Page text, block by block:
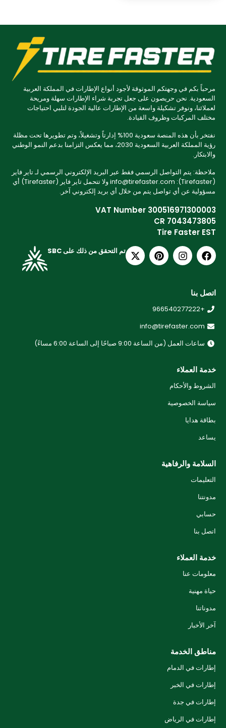
مرحباً بكم في وجهتكم الموثوقة لأجود أنواع الإطارات في المملكة العربية
السعودية. نحن حريصون على جعل تجربة شراء الإطارات سهلة ومريحة
لعملائنا، ونوفر تشكيلة واسعة من الإطارات عالية الجودة لتلبي احتياجات
مختلف المركبات وظروف القيادة.
نفتخر بأن هذه المنصة سعودية 100% إدارتاً وتشغيلاً، وتم تطويرها تحت مظلة
رؤية المملكة العربية السعودية 2030، مما يعكس التزامنا بدعم النمو الوطني
والابتكار.
ملاحظة: يتم التواصل الرسمي فقط عبر البريد الإلكتروني الرسمي لـ تاير فاير
(Tirefaster): info@tirefaster.com ولا تتحمل تاير فاير (Tirefaster) أي
مسؤولية عن أي تواصل يتم من خلال أي بريد إلكتروني آخر.
VAT Number 300516971300003
CR 7043473805
Tire Faster EST
تم التحقق من ذلك على SBC
اتصل بنا
+966540277222
info@tirefaster.com
ساعات العمل (من الساعة 9:00 صباحًا إلى الساعة 6:00 مساءً)
خدمة العملاء
الشروط والأحكام
سياسة الخصوصية
بطاقة هدايا
يساعد
السلامة والرفاهية
التعليمات
مدونتنا
حسابي
اتصل بنا
خدمة العملاء
معلومات عنا
حياة مهنية
مدوناتنا
آخر الأخبار
مناطق الخدمة
إطارات في الدمام
إطارات في الخبر
إطارات في جدة
إطارات في الرياض